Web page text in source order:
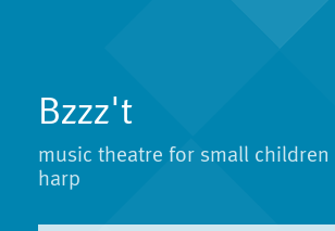
Bzzz't
music theatre for small
harp